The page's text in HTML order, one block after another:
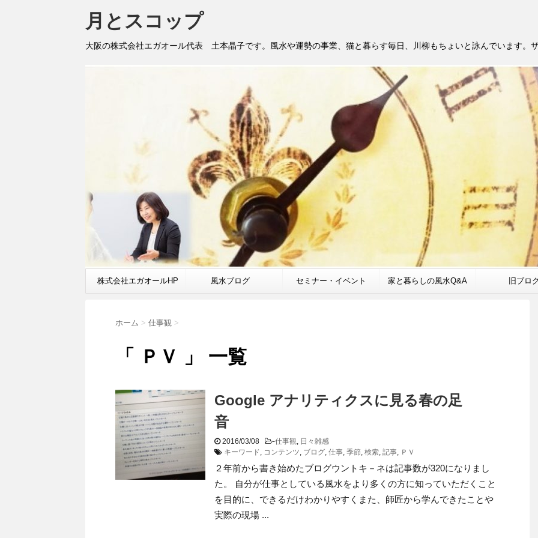
月とスコップ
大阪の株式会社エガオール代表 土本晶子です。風水や運勢の事業、猫と暮らす毎日、川柳もちょいと詠んでいます。
株式会社エガオールHP 風水ブログ セミナー・イベント 家と暮らしの風水Q&A 旧ブロ
ホーム > 仕事観 >
「 ＰＶ 」 一覧
Google アナリティクスに見る春の足
音
2016/03/08 -仕事観, 日々雑感
キーワード, コンテンツ, ブログ, 仕事, 季節, 検索, 記事, ＰＶ
２年前から書き始めたブログウントキ－ネは記事数が320になりまし
た。 自分が仕事としている風水をより多くの方に知っていただくこと
を目的に、できるだけわかりやすくまた、師匠から学んできたことや
実際の現場 ...